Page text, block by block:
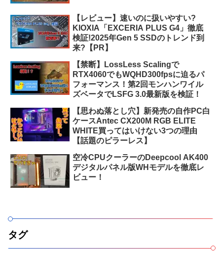
【レビュー】速いのに扱いやすい?
KIOXIA「EXCERIA PLUS G4」徹底
検証!2025年Gen 5 SSDのトレンド到
来?【PR】
【禁断】LossLess Scalingで
RTX4060でもWQHD300fpsに迫るパ
フォーマンス！第2回モンハンワイル
ズベータでLSFG 3.0最新版を検証！
【思わぬ落とし穴】新発売の自作PC白
ケースAntec CX200M RGB ELITE
WHITE買ってはいけない3つの理由
【話題のピラーレス】
空冷CPUクーラーのDeepcool AK400
デジタルパネル版WHモデルを徹底レ
ビュー！
タグ